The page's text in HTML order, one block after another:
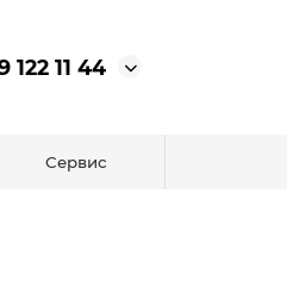
122 11 44
Сервис